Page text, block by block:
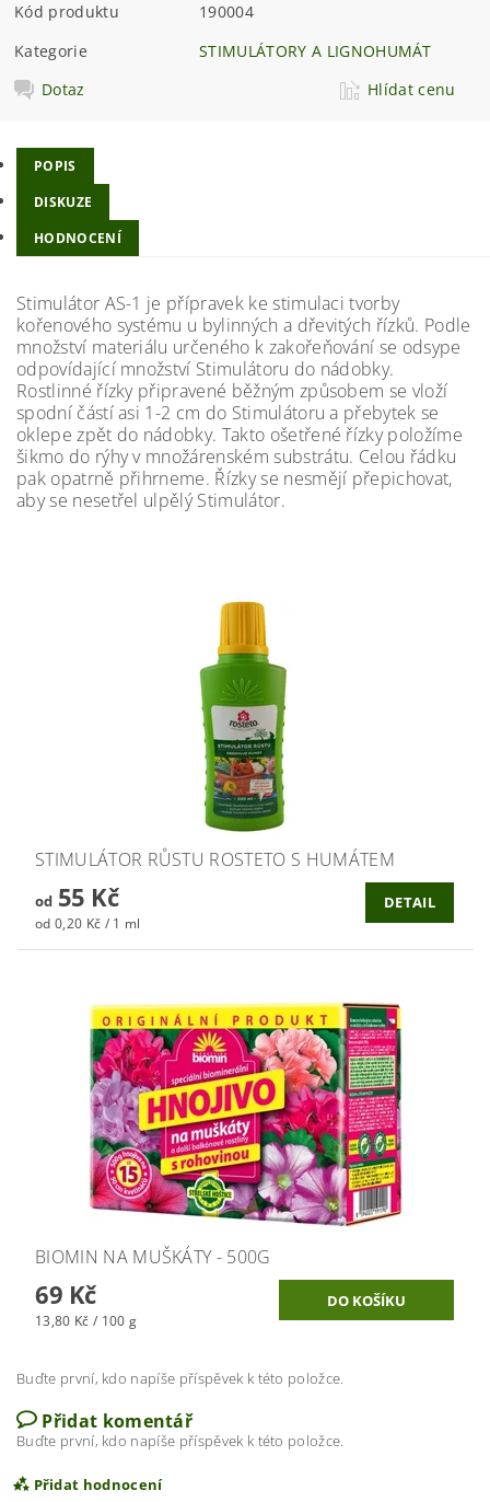
Kód produktu
190004
Kategorie
STIMULÁTORY A LIGNOHUMÁT
Dotaz
Hlídat cenu
POPIS
DISKUZE
HODNOCENÍ
Stimulátor AS-1 je přípravek ke stimulaci tvorby
kořenového systému u bylinných a dřevitých řízků. Podle
množství materiálu určeného k zakořeňování se odsype
odpovídající množství Stimulátoru do nádobky.
Rostlinné řízky připravené běžným způsobem se vloží
spodní částí asi 1-2 cm do Stimulátoru a přebytek se
oklepe zpět do nádobky. Takto ošetřené řízky položíme
šikmo do rýhy v množárenském substrátu. Celou řádku
pak opatrně přihrneme. Řízky se nesmějí přepichovat,
aby se nesetřel ulpělý Stimulátor.
STIMULÁTOR RŮSTU ROSTETO S HUMÁTEM
od55 Kč
od 0,20 Kč / 1 ml
DETAIL
BIOMIN NA MUŠKÁTY - 500G
69 Kč
13,80 Kč / 100 g
Buďte první, kdo napíše příspěvek k této položce.
Přidat komentář
Buďte první, kdo napíše příspěvek k této položce.
Přidat hodnocení